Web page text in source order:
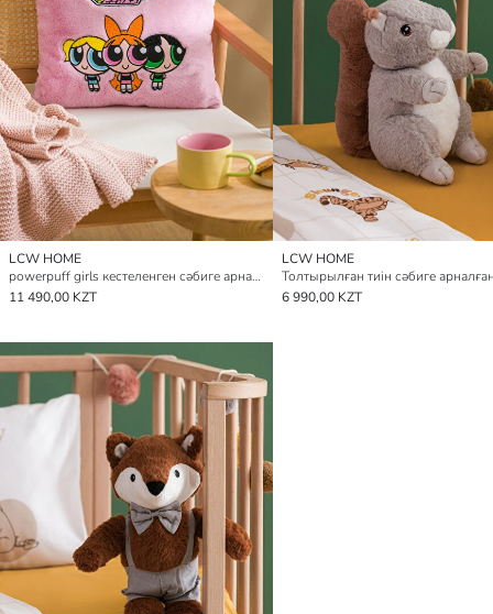
LCW HOME
powerpuff girls кестеленген сәбиге арналған жастықша 35x45 см
11 490,00 KZT
LCW HOME
6 990,00 KZT